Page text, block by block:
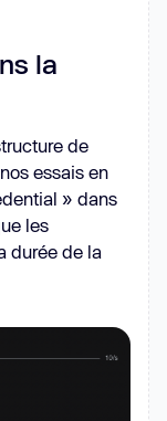
la
de
essais en
» dans
les
durée de la